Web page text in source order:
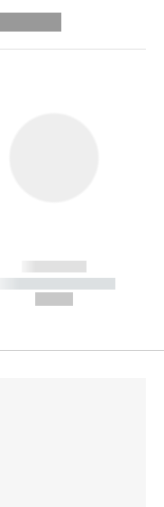
------------
----------- -----------